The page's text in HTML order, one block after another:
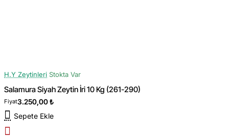
H.Y Zeytinleri Stokta Var
Salamura Siyah Zeytin İri 10 Kg (261-290)
Fiyat3.250,00 ₺
Sepete Ekle